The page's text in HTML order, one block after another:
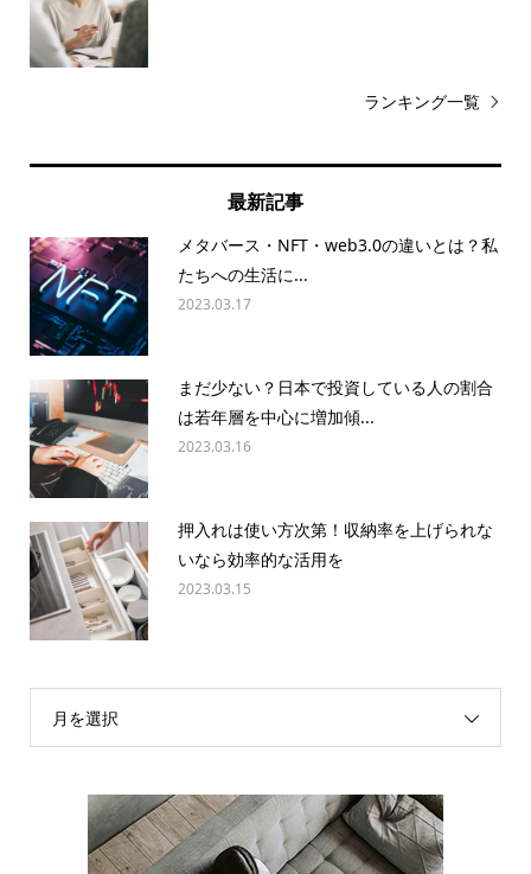
ランキング一覧
最新記事
メタバース・NFT・web3.0の違いとは？私
たちへの生活に...
2023.03.17
まだ少ない？日本で投資している人の割合
は若年層を中心に増加傾...
2023.03.16
押入れは使い方次第！収納率を上げられな
いなら効率的な活用を
2023.03.15
月を選択